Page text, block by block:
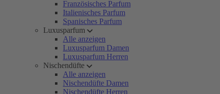
Französisches Parfum
Italienisches Parfum
Spanisches Parfum
Luxusparfum
Alle anzeigen
Luxusparfum Damen
Luxusparfum Herren
Nischendüfte
Alle anzeigen
Nischendüfte Damen
Nischendüfte Herren